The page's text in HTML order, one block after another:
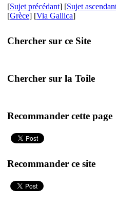
[Sujet précédant] [Sujet
[Grèce] [Via Gallica]
Chercher sur ce Site
Chercher sur la Toile
Recommander cette page
Recommander ce site